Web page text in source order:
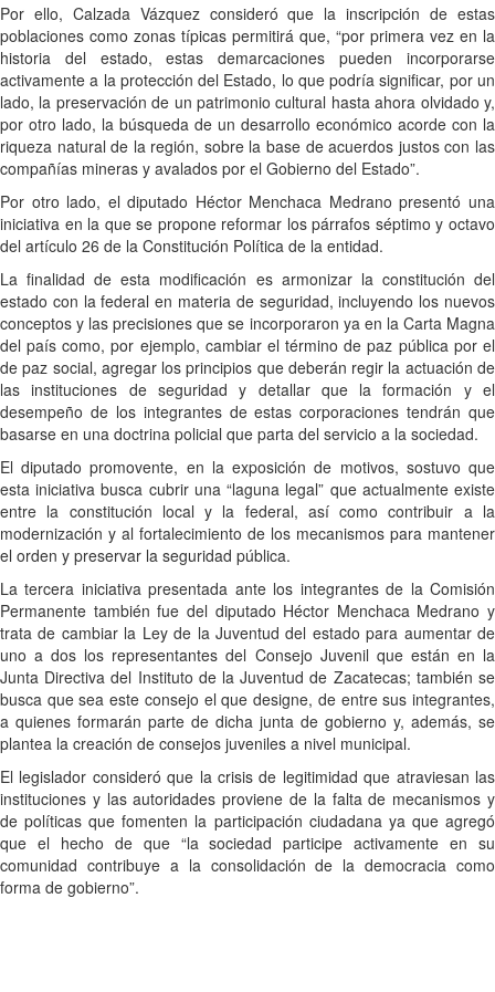
Por ello, Calzada Vázquez consideró que la inscripción de estas
poblaciones como zonas típicas permitirá que, “por primera vez en la
historia del estado, estas demarcaciones pueden incorporarse
activamente a la protección del Estado, lo que podría significar, por un
lado, la preservación de un patrimonio cultural hasta ahora olvidado y,
por otro lado, la búsqueda de un desarrollo económico acorde con la
riqueza natural de la región, sobre la base de acuerdos justos con las
compañías mineras y avalados por el Gobierno del Estado”.
Por otro lado, el diputado Héctor Menchaca Medrano presentó una
iniciativa en la que se propone reformar los párrafos séptimo y octavo
del artículo 26 de la Constitución Política de la entidad.
La finalidad de esta modificación es armonizar la constitución del
estado con la federal en materia de seguridad, incluyendo los nuevos
conceptos y las precisiones que se incorporaron ya en la Carta Magna
del país como, por ejemplo, cambiar el término de paz pública por el
de paz social, agregar los principios que deberán regir la actuación de
las instituciones de seguridad y detallar que la formación y el
desempeño de los integrantes de estas corporaciones tendrán que
basarse en una doctrina policial que parta del servicio a la sociedad.
El diputado promovente, en la exposición de motivos, sostuvo que
esta iniciativa busca cubrir una “laguna legal” que actualmente existe
entre la constitución local y la federal, así como contribuir a la
modernización y al fortalecimiento de los mecanismos para mantener
el orden y preservar la seguridad pública.
La tercera iniciativa presentada ante los integrantes de la Comisión
Permanente también fue del diputado Héctor Menchaca Medrano y
trata de cambiar la Ley de la Juventud del estado para aumentar de
uno a dos los representantes del Consejo Juvenil que están en la
Junta Directiva del Instituto de la Juventud de Zacatecas; también se
busca que sea este consejo el que designe, de entre sus integrantes,
a quienes formarán parte de dicha junta de gobierno y, además, se
plantea la creación de consejos juveniles a nivel municipal.
El legislador consideró que la crisis de legitimidad que atraviesan las
instituciones y las autoridades proviene de la falta de mecanismos y
de políticas que fomenten la participación ciudadana ya que agregó
que el hecho de que “la sociedad participe activamente en su
comunidad contribuye a la consolidación de la democracia como
forma de gobierno”.